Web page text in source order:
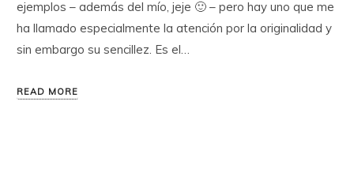
ejemplos – además del mío, jeje 🙂 – pero hay uno que me
ha llamado especialmente la atención por la originalidad y
sin embargo su sencillez. Es el…
READ MORE